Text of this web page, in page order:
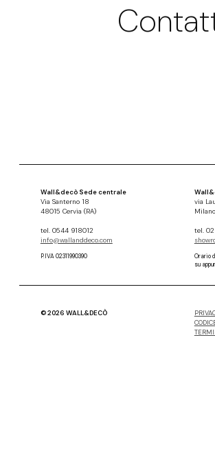
Wall&decò Sede centrale
Via Santerno 18
48015 Cervia (RA)
tel. 0544 918012
info@wallanddeco.com
P.IVA 02311990390
via
tel.
Orario
su
© 2026 WALL&DECÒ